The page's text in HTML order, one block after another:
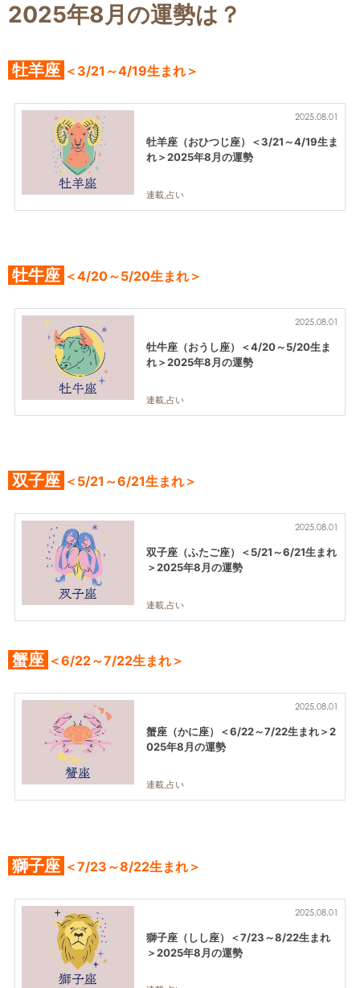
2025年8月の運勢は？
牡羊座 ＜3/21～4/19生まれ＞
2025.08.01
牡羊座（おひつじ座）＜3/21～4/19生ま
れ＞2025年8月の運勢
連載,占い
牡牛座 ＜4/20～5/20生まれ＞
2025.08.01
牡牛座（おうし座）＜4/20～5/20生ま
れ＞2025年8月の運勢
連載,占い
双子座 ＜5/21～6/21生まれ＞
2025.08.01
双子座（ふたご座）＜5/21～6/21生まれ
＞2025年8月の運勢
連載,占い
蟹座 ＜6/22～7/22生まれ＞
2025.08.01
蟹座（かに座）＜6/22～7/22生まれ＞2
025年8月の運勢
連載,占い
獅子座 ＜7/23～8/22生まれ＞
2025.08.01
獅子座（しし座）＜7/23～8/22生まれ
＞2025年8月の運勢